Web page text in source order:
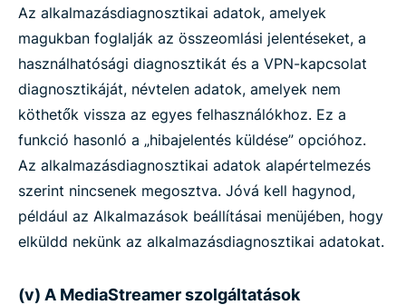
Az alkalmazásdiagnosztikai adatok, amelyek
magukban foglalják az összeomlási jelentéseket, a
használhatósági diagnosztikát és a VPN-kapcsolat
diagnosztikáját, névtelen adatok, amelyek nem
köthetők vissza az egyes felhasználókhoz. Ez a
funkció hasonló a „hibajelentés küldése” opcióhoz.
Az alkalmazásdiagnosztikai adatok alapértelmezés
szerint nincsenek megosztva. Jóvá kell hagynod,
például az Alkalmazások beállításai menüjében, hogy
elküldd nekünk az alkalmazásdiagnosztikai adatokat.
(v) A MediaStreamer szolgáltatások